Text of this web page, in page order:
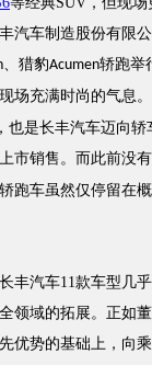
汽车制造股份有限
、 猎豹Acumen轿跑举
场充满时尚的气息
也是长丰汽车迈向
市销售。而此前没
跑车虽然仅停留在
汽车11款车型几乎
领域的拓展。正如
优势的基础上，向